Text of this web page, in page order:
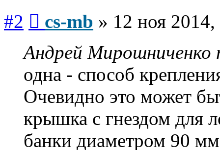
#2 cs-mb » 12 ноя
Андрей Мирошниченко
одна - способ
Очевидно это может
крышка с гнездом для
банки диаметром 90